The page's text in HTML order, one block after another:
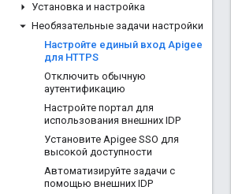
Установка и настройка
Необязательные задачи настройки
Настройте единый вход Apigee
для HTTPS
Отключить обычную
аутентификацию
Настройте портал для
использования внешних IDP
Установите Apigee SSO для
высокой доступности
Автоматизируйте задачи с
помощью внешних IDP